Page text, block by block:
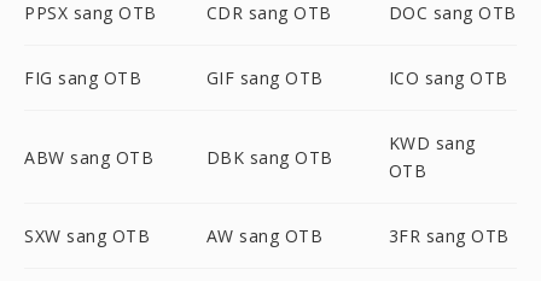
PPSX sang OTB CDR sang OTB DOC sang OTB
FIG sang OTB GIF sang OTB ICO sang OTB
ABW sang OTB DBK sang OTB
KWD sang
OTB
SXW sang OTB AW sang OTB 3FR sang OTB